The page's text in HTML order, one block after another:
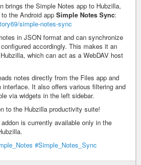
brings the Simple Notes app to Hubzilla,
the Android app Simple Notes Sync:
simple-notes-sync
in JSON format and can synchronize
accordingly. This makes it an
which can act as a WebDAV host
notes directly from the Files app and
It also offers various filtering and
via widgets in the left sidebar.
to the Hubzilla productivity suite!
is currently available only in the
#Simple_Notes_Sync